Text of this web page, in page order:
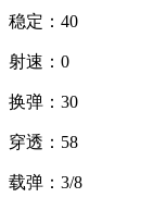
稳定：40
射速：0
换弹：30
穿透：58
载弹：3/8